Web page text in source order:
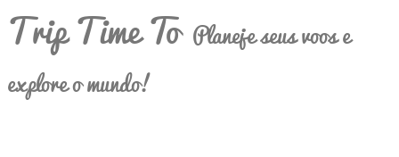
Trip Time To Planeje seus voos e
explore o mundo!